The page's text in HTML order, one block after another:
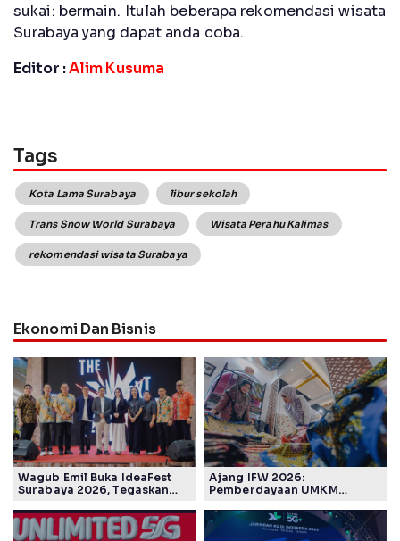
sukai: bermain. Itulah beberapa rekomendasi wisata
Surabaya yang dapat anda coba.
Editor :Alim Kusuma
Tags
Kota Lama Surabaya libur sekolah
Trans Snow World Surabaya Wisata Perahu Kalimas
rekomendasi wisata Surabaya
Ekonomi Dan Bisnis
Wagub Emil Buka IdeaFest
Surabaya 2026, Tegaskan
Timur
Ajang IFW 2026:
Pemberdayaan UMKM
Kelompok Disabilitas dan
Keberlanjutan